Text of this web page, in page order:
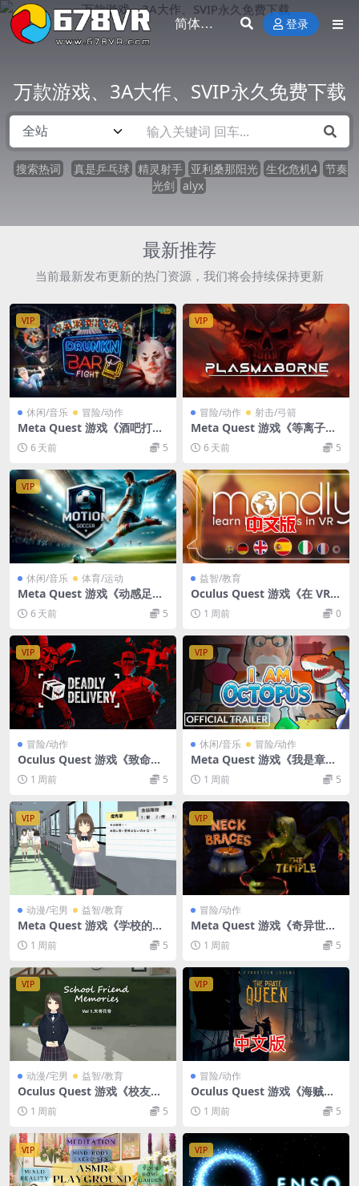
登录
万款游戏、3A大作、SVIP永久免费下载
搜索热词 真是乒乓球 精灵射手 亚利桑那阳光 生化危机4 节奏
光剑 alyx
最新推荐
当前最新发布更新的热门资源，我们将会持续保持更新
VIP
休闲/音乐 冒险/动作
Meta Quest 游戏《酒吧打架
VR》Drunkn Bar Fight VR
游戏下载
6 天前 5
VIP
冒险/动作 射击/弓箭
Meta Quest 游戏《等离子V
R》Plasmaborne VR
6 天前 5
VIP
休闲/音乐 体育/运动
Meta Quest 游戏《动感足球
VR》Motion Soccer VR
6 天前 5
益智/教育
Oculus Quest 游戏《在 VR
中学习语言》Mondly: Learn
Languages in VR
1 周前 0
VIP
冒险/动作
Oculus Quest 游戏《致命的
送货》Deadly Delivery
1 周前 5
VIP
休闲/音乐 冒险/动作
Meta Quest 游戏《我是章
鱼》I Am Octopus
1 周前 5
VIP
动漫/宅男 益智/教育
Meta Quest 游戏《学校的回
忆 2》SchoolFriendMemori
es Vol2
1 周前 5
VIP
冒险/动作
Meta Quest 游戏《奇异世界
VR》Neck Braces VR
1 周前 5
VIP
动漫/宅男 益智/教育
Oculus Quest 游戏《校友回
忆VR》SchoolFriendMemor
ies VR
1 周前 5
VIP
冒险/动作
Oculus Quest 游戏《海贼女
王：被遗忘的传奇》The Pirat
e Queen: A Forgotten Lege
nd
1 周前 5
VIP VIP